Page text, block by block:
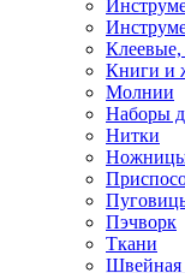
Клеевые,
Книги и
Молнии
Наборы
Нитки
Пэчворк
Ткани
Швейная